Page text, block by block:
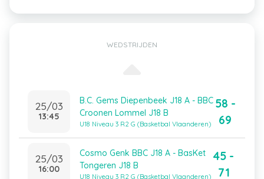
WEDSTRIJDEN
25/03
13:45
B.C. Gems Diepenbeek J18 A - BBC
Croonen Lommel J18 B
U18 Niveau 3 R2 G (Basketbal Vlaanderen)
58 -
69
25/03
16:00
Cosmo Genk BBC J18 A - BasKet
Tongeren J18 B
U18 Niveau 3 R2 G (Basketbal Vlaanderen)
45 -
71